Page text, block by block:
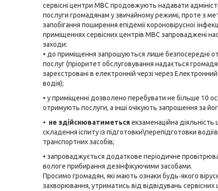
сервісні центри МВС продовжують надавати
послуги громадянам у звичайному режимі, проте з
запобігання поширення епідемії короновірусної
приміщеннях сервісних центрів МВС запроваджені
заходи:
• до приміщення запрошуються лише безпосередні
послуг (пріоритет обслуговування надається
зареєстровані в електронній черзі через Електронний
водія);
• у приміщенні дозволено перебувати не більше 10
отримують послуги, а інші очікують запрошення за
• не здійснюватиметьсяекзаменаційна
складення іспиту із підготовки\перепідготовки водіїв
транспортних засобів;
• запроваджується додаткове періодичне
вологе прибирання дезінфікуючими засобами.
Просимо громадян, які мають ознаки будь-якого
захворювання, утриматись від відвідувань